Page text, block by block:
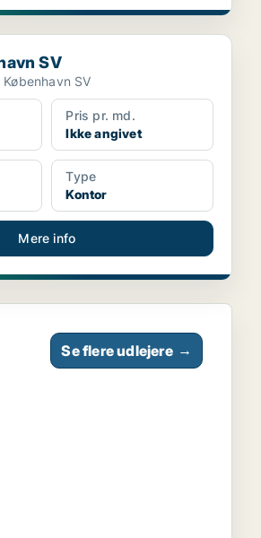
SV
SV
Pris pr. md.
Ikke angivet
Type
Kontor
Mere info
Se flere udlejere →